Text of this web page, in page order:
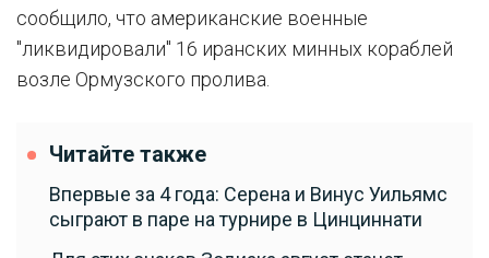
сообщило, что американские военные
"ликвидировали" 16 иранских минных кораблей
возле Ормузского пролива.
Читайте также
Впервые за 4 года: Серена и Винус Уильямс
сыграют в паре на турнире в Цинциннати